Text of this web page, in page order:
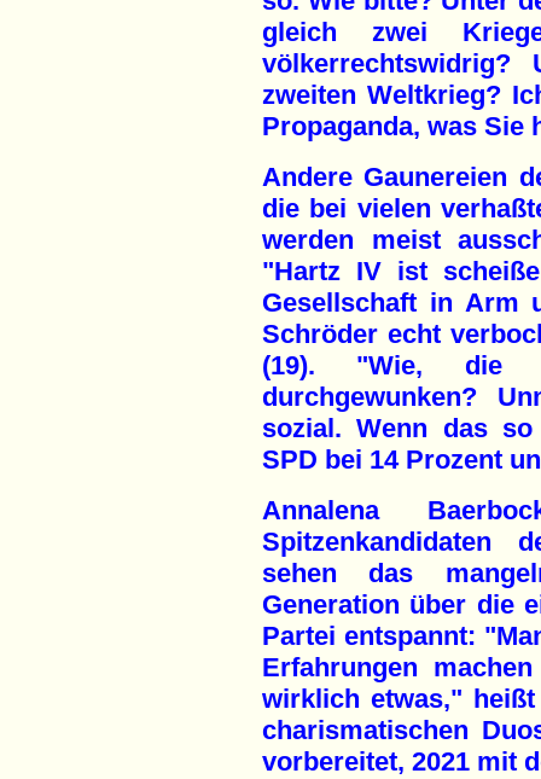
gleich zwei
zweiten Weltkrieg?
Propaganda, was Sie
Andere Gaunereien
die bei vielen
werden meist
"Hartz IV ist
Gesellschaft in Arm
Schröder echt
(19). "Wie, die
durchgewunken?
sozial. Wenn das
SPD bei 14 Prozent
Annalena
Spitzenkandidaten
sehen das
Generation über die
Partei entspannt:
Erfahrungen
wirklich etwas,"
charismatischen
vorbereitet, 2021 mit